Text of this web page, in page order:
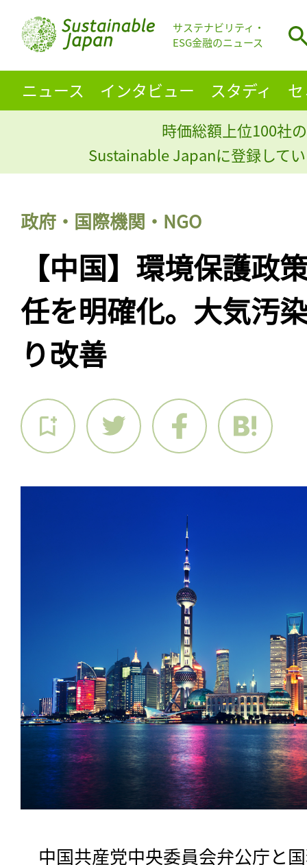
サステナビリティ・
ESG金融のニュース
ニュース インタビュー スタディ
時価総額上位100社
Sustainable Japanに登録して
政府・国際機関・NGO
【中国】環境保護政
任を明確化。大気汚
り改善
中国共産党中央委員会弁公庁と